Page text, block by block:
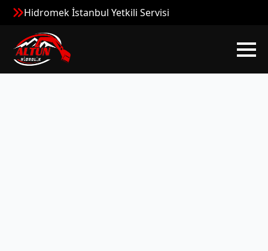
Hidromek İstanbul Yetkili Servisi